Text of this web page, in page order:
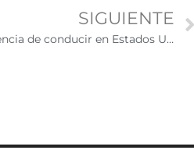
SIGUIENTE
Cómo obtener una licencia de conducir en Estados Unidos con una visa de no inmigrante